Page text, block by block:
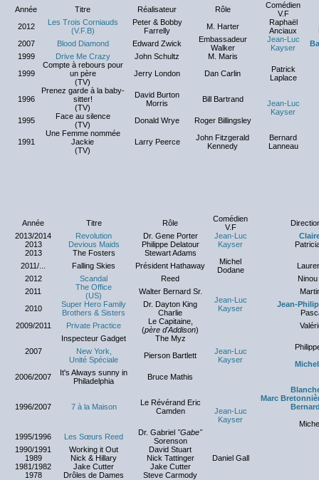
Année Titre Réalisateur Rôle
Comédien
V.F
2012
Les Trois Corniauds
(V.F.B)
Peter & Bobby
Farrelly
M. Harter
Raphaël
Anciaux
2007
Blood Diamond Edward Zwick
Embassadeur
Walker
Jean-Luc
Kayser
1999
Drive Me Crazy John Schultz M. Maris
1999
Compte à rebours pour
un père
(TV)
Jerry London Dan Carlin
Patrick
Laplace
1996
Prenez garde à la baby-
sitter!
(TV)
David Burton
Morris
Bill Bartrand
Jean-Luc
Kayser
1995
Face au silence
(TV)
Donald Wrye Roger Billingsley
1991
Une Femme nommée
Jackie
(TV)
Larry Peerce
John Fitzgerald
Kennedy
Bernard
Lanneau
Année Titre Rôle
Comédien
V.F
2013/2014
Revolution Dr. Gene Porter
Jean-Luc
Kayser
2013
Devious Maids Philippe Delatour
2013
The Fosters Stewart Adams
2011/...
Falling Skies Président Hathaway
Michel
Dodane
2012
Scandal Reed
Jean-Luc
Kayser
2011
The Office
(US)
Walter Bernard Sr.
2010
Super Hero Family Dr. Dayton King
Jean-
Brothers & Sisters
Charlie
2009/2011
Private Practice
Le Capitaine,
(père d'Addison)
2007
Inspecteur Gadget The Myz
New York,
Unité Spéciale
Pierson Bartlett
Jean-Luc
Kayser
2006/2007
It's Always sunny in
Philadelphia
Bruce Mathis
1996/2007 7 à la Maison
Le Révérand Eric
Camden
Jean-Luc
Kayser
Marc
1995/1996
Les Sœurs Reed Dr. Gabriel "Gabe"
Sorenson
1990/1991
Working it Out David Stuart
1989
Nick & Hillary Nick Tattinger Daniel Gall
1981/1982
Jake Cutter Jake Cutter
1978
Drôles de Dames Steve Carmody